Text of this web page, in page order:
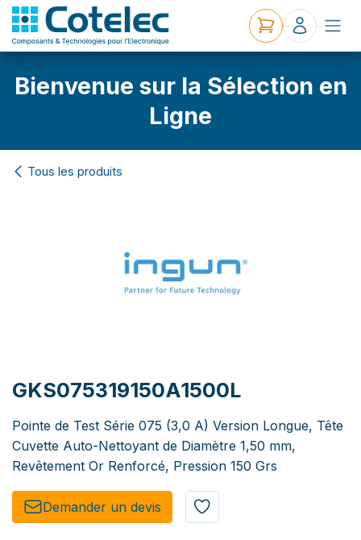
Bienvenue sur la Sélection en
Ligne
Tous les produits
GKS075319150A1500L
Pointe de Test Série 075 (3,0 A) Version Longue, Tête
Cuvette Auto-Nettoyant de Diamètre 1,50 mm,
Revêtement Or Renforcé, Pression 150 Grs
Demander un de​​vis​​